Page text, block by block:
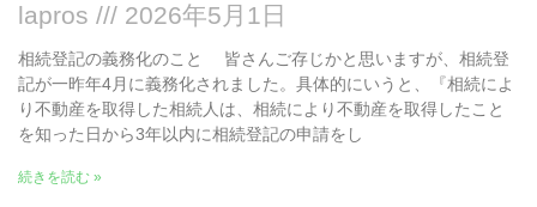
lapros 2026年5月1日
相続登記の義務化のこと 皆さんご存じかと思いますが、相続登
記が一昨年4月に義務化されました。具体的にいうと、『相続によ
り不動産を取得した相続人は、相続により不動産を取得したこと
を知った日から3年以内に相続登記の申請をし
続きを読む »